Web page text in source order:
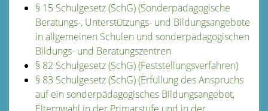
§ 15 Schulgesetz (SchG) (Sonderpädagogische
Beratungs-, Unterstützungs- und Bildungsangebote
in allgemeinen Schulen und sonderpädagogischen
Bildungs- und Beratungszentren
§ 82 Schulgesetz (SchG) (Feststellungsverfahren)
§ 83 Schulgesetz (SchG) (Erfüllung des Anspruchs
auf ein sonderpädagogisches Bildungsangebot,